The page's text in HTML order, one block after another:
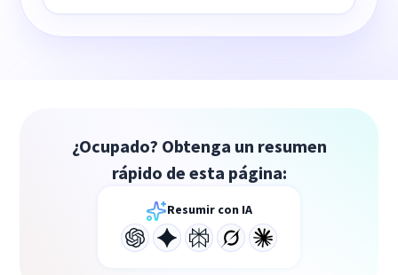
¿Ocupado? Obtenga un resumen
rápido de esta página:
Resumir con IA